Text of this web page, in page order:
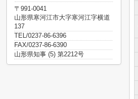
〒991-0041
山形県寒河江市大字寒河江字横道
137
TEL/0237-86-6396
FAX/0237-86-6390
山形県知事 (5) 第2212号